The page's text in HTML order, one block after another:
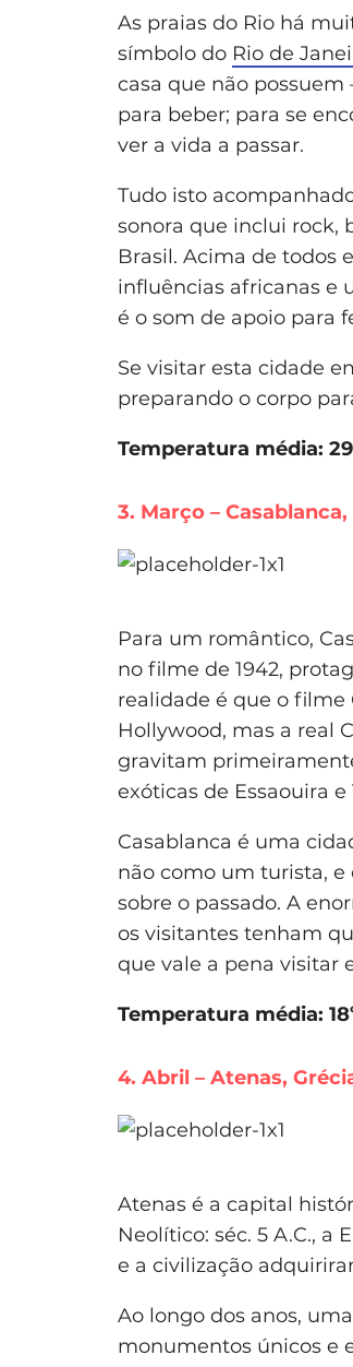
As praias do Rio há
símbolo do Rio de
casa que não
para beber; para se
ver a vida a passar.
Tudo isto
sonora que inclui rock,
Brasil. Acima de todos
influências africanas e
é o som de apoio para
Se visitar esta cidade
preparando o corpo
Temperatura média:
3. Março –
Para um romântico,
no filme de 1942,
realidade é que o
Hollywood, mas a real
gravitam
exóticas de Essaouira e
Casablanca é uma
não como um turista,
sobre o passado. A
os visitantes tenham
que vale a pena visitar
Temperatura média:
4. Abril – Atenas,
Atenas é a capital
Neolítico: séc. 5 A.C., a
e a civilização
Ao longo dos anos,
monumentos únicos e